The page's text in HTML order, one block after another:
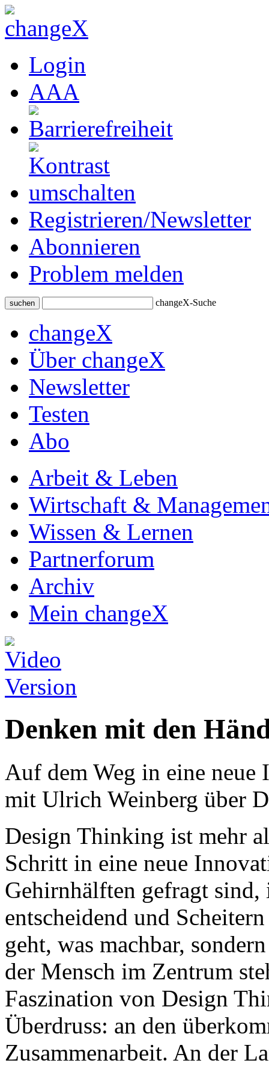
Login
AAA
Registrieren/Newsletter
Abonnieren
Problem melden
suchen changeX-Suche
changeX
Über changeX
Newsletter
Testen
Abo
Arbeit & Leben
Wirtschaft &
Wissen & Lernen
Partnerforum
Archiv
Mein changeX
Denken mit den
Auf dem Weg in eine
mit Ulrich Weinberg über
Design Thinking ist mehr
Schritt in eine neue
Gehirnhälften gefragt sind,
entscheidend und
geht, was machbar,
der Mensch im Zentrum
Faszination von Design
Überdruss: an den
Zusammenarbeit. An der